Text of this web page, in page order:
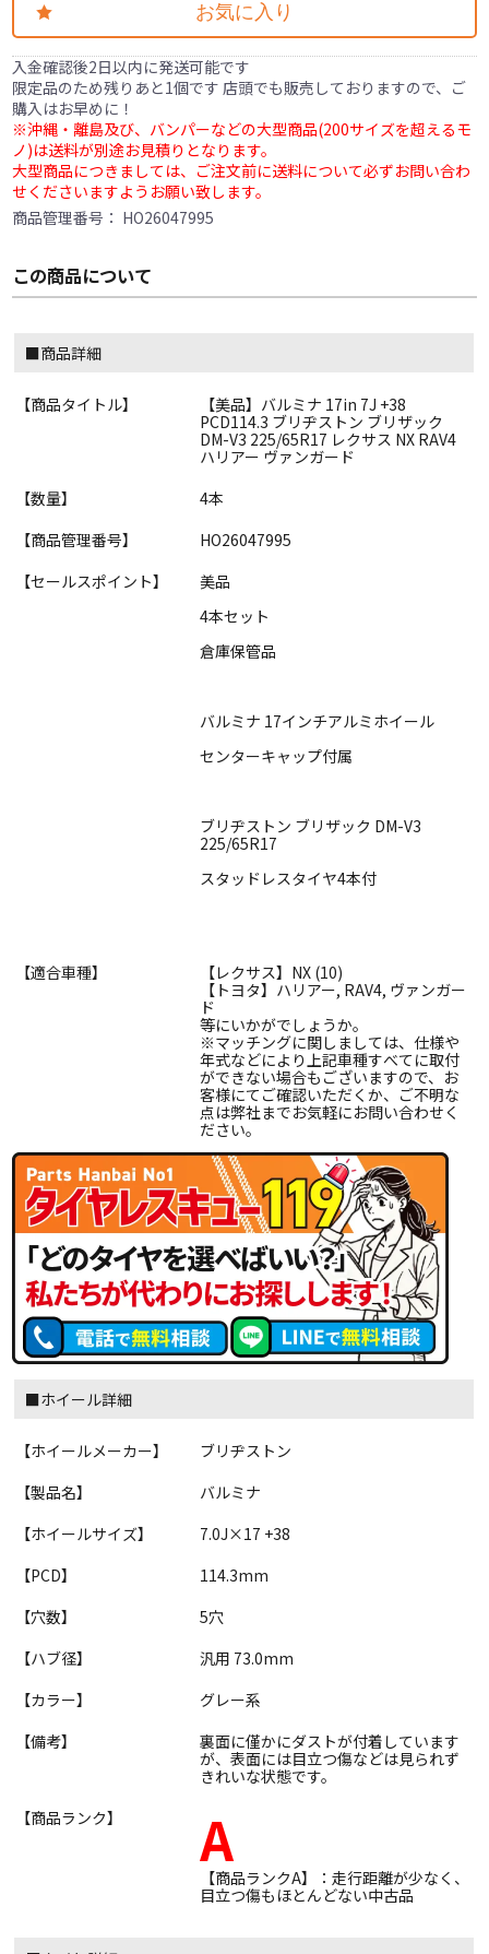
お気に入り
入金確認後2日以内に発送可能です
限定品のため残りあと1個です 店頭でも販売しておりますので、ご
購入はお早めに！
※沖縄・離島及び、バンパーなどの大型商品(200サイズを超えるモ
ノ)は送料が別途お見積りとなります。
大型商品につきましては、ご注文前に送料について必ずお問い合わ
せくださいますようお願い致します。
商品管理番号： HO26047995
この商品について
■商品詳細
【商品タイトル】
【美品】バルミナ 17in 7J +38
PCD114.3 ブリヂストン ブリザック
DM-V3 225/65R17 レクサス NX RAV4
ハリアー ヴァンガード
【数量】
4本
【商品管理番号】
HO26047995
【セールスポイント】
美品
4本セット
倉庫保管品
バルミナ 17インチアルミホイール
センターキャップ付属
ブリヂストン ブリザック DM-V3
225/65R17
スタッドレスタイヤ4本付
【適合車種】
【レクサス】NX (10)
【トヨタ】ハリアー, RAV4, ヴァンガー
ド
等にいかがでしょうか。
※マッチングに関しましては、仕様や
年式などにより上記車種すべてに取付
ができない場合もございますので、お
客様にてご確認いただくか、ご不明な
点は弊社までお気軽にお問い合わせく
ださい。
■ホイール詳細
【ホイールメーカー】
ブリヂストン
【製品名】
バルミナ
【ホイールサイズ】
7.0J×17 +38
【PCD】
114.3mm
【穴数】
5穴
【ハブ径】
汎用 73.0mm
【カラー】
グレー系
【備考】
裏面に僅かにダストが付着しています
が、表面には目立つ傷などは見られず
きれいな状態です。
【商品ランク】
A
【商品ランクA】：走行距離が少なく、
目立つ傷もほとんどない中古品